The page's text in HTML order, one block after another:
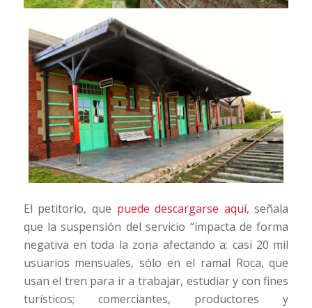
El petitorio, que puede descargarse aquí, señala
que la suspensión del servicio “impacta de forma
negativa en toda la zona afectando a: casi 20 mil
usuarios mensuales, sólo en el ramal Roca, que
usan el tren para ir a trabajar, estudiar y con fines
turísticos; comerciantes, productores y